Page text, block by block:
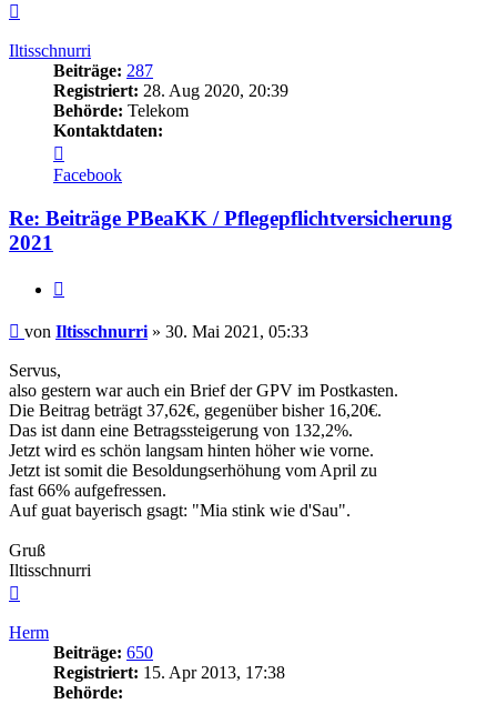
Iltisschnurri
Beiträge: 287
Registriert: 28. Aug 2020, 20:39
Behörde: Telekom
Kontaktdaten:
von
Iltisschnurri
Facebook
Re: Beiträge PBeaKK / Pflegepflichtversicherung
2021
Beitrag
von Iltisschnurri » 30. Mai 2021, 05:33
Servus,
also gestern war auch ein Brief der GPV im Postkasten.
Die Beitrag beträgt 37,62€, gegenüber bisher 16,20€.
Das ist dann eine Betragssteigerung von 132,2%.
Jetzt wird es schön langsam hinten höher wie vorne.
Jetzt ist somit die Besoldungserhöhung vom April zu
fast 66% aufgefressen.
Auf guat bayerisch gsagt: "Mia stink wie d'Sau".
Gruß
Iltisschnurri
Herm
Beiträge: 650
Registriert: 15. Apr 2013, 17:38
Behörde: